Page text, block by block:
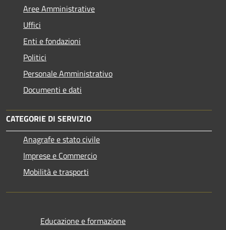
Aree Amministrative
Uffici
Enti e fondazioni
Politici
Personale Amministrativo
Documenti e dati
CATEGORIE DI SERVIZIO
Anagrafe e stato civile
Imprese e Commercio
Mobilità e trasporti
Educazione e formazione